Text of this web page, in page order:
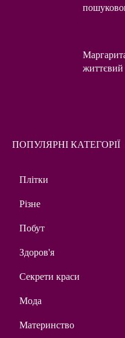
ПОПУЛЯРНІ КАТЕГОРІЇ
Плітки
Різне
Побут
Здоров'я
Секрети краси
Мода
Материнство